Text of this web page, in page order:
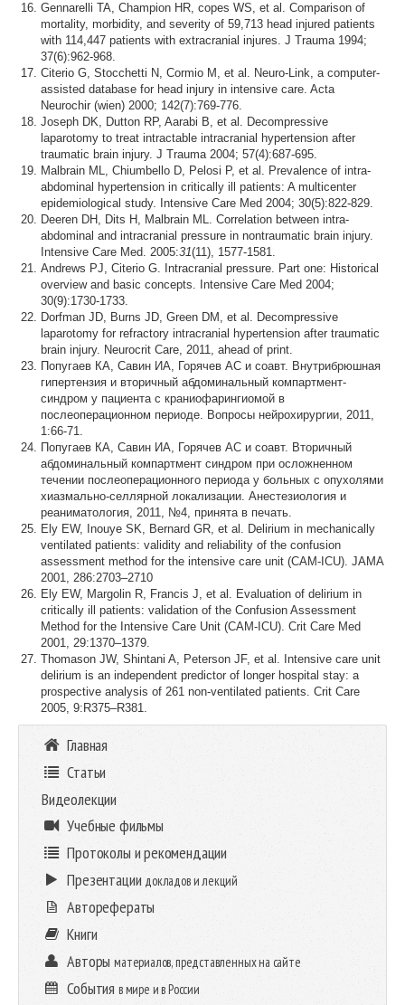
Gennarelli TA, Champion HR, copes WS, et al. Comparison of
mortality, morbidity, and severity of 59,713 head injured patients
with 114,447 patients with extracranial injures. J Trauma 1994;
37(6):962-968.
Citerio G, Stocchetti N, Cormio M, et al. Neuro-Link, a computer-
assisted database for head injury in intensive care. Acta
Neurochir (wien) 2000; 142(7):769-776.
Joseph DK, Dutton RP, Aarabi B, et al. Decompressive
laparotomy to treat intractable intracranial hypertension after
traumatic brain injury. J Trauma 2004; 57(4):687-695.
Malbrain ML, Chiumbello D, Pelosi P, et al. Prevalence of intra-
abdominal hypertension in critically ill patients: A multicenter
epidemiological study. Intensive Care Med 2004; 30(5):822-829.
Deeren DH, Dits H, Malbrain ML. Correlation between intra-
abdominal and intracranial pressure in nontraumatic brain injury.
Intensive Care Med. 2005:31(11), 1577-1581.
Andrews PJ, Citerio G. Intracranial pressure. Part one: Historical
overview and basic concepts. Intensive Care Med 2004;
30(9):1730-1733.
Dorfman JD, Burns JD, Green DM, et al. Decompressive
laparotomy for refractory intracranial hypertension after traumatic
brain injury. Neurocrit Care, 2011, ahead of print.
Попугаев КА, Савин ИА, Горячев АС и соавт. Внутрибрюшная
гипертензия и вторичный абдоминальный компартмент-
синдром у пациента с краниофарингиомой в
послеоперационном периоде. Вопросы нейрохирургии, 2011,
1:66-71.
Попугаев КА, Савин ИА, Горячев АС и соавт. Вторичный
абдоминальный компартмент синдром при осложненном
течении послеоперационного периода у больных с опухолями
хиазмально-селлярной локализации. Анестезиология и
реаниматология, 2011, №4, принята в печать.
Ely EW, Inouye SK, Bernard GR, et al. Delirium in mechanically
ventilated patients: validity and reliability of the confusion
assessment method for the intensive care unit (CAM-ICU). JAMA
2001, 286:2703–2710
Ely EW, Margolin R, Francis J, et al. Evaluation of delirium in
critically ill patients: validation of the Confusion Assessment
Method for the Intensive Care Unit (CAM-ICU). Crit Care Med
2001, 29:1370–1379.
Thomason JW, Shintani A, Peterson JF, et al. Intensive care unit
delirium is an independent predictor of longer hospital stay: a
prospective analysis of 261 non-ventilated patients. Crit Care
2005, 9:R375–R381.
Главная
Статьи
Видеолекции
Учебные фильмы
Протоколы и рекомендации
Презентации докладов и лекций
Авторефераты
Книги
Авторыматериалов, представленных на сайте
События в мире и в России